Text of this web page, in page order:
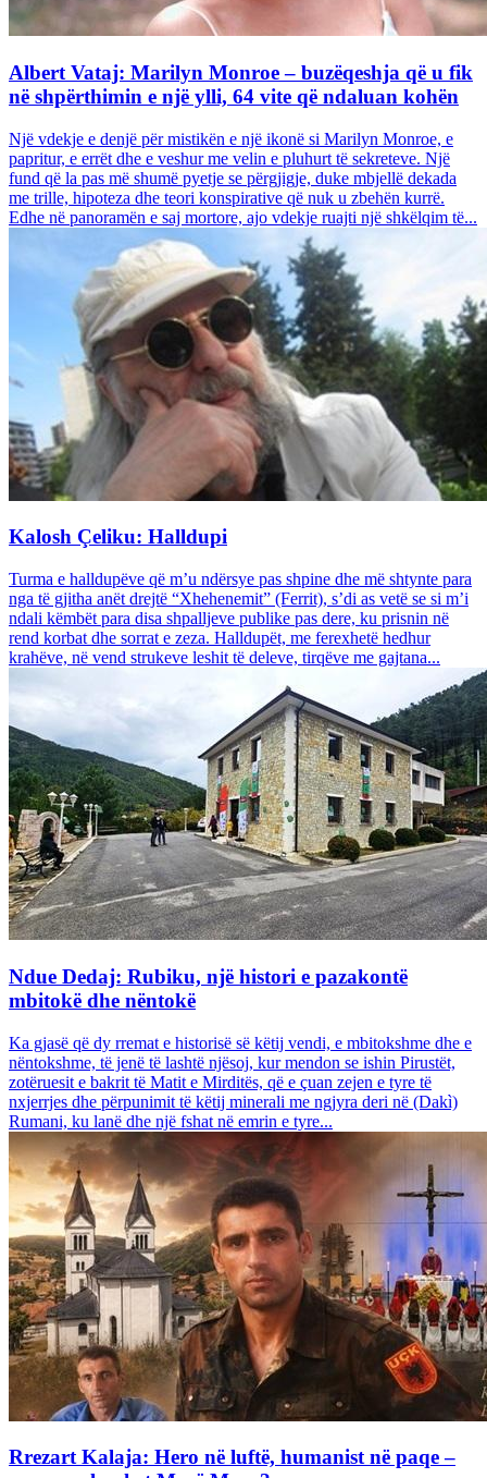
Albert Vataj: Marilyn Monroe – buzëqeshja që u fik
në shpërthimin e një ylli, 64 vite që ndaluan kohën
Një vdekje e denjë për mistikën e një ikonë si Marilyn Monroe, e
papritur, e errët dhe e veshur me velin e pluhurt të sekreteve. Një
fund që la pas më shumë pyetje se përgjigje, duke mbjellë dekada
me trille, hipoteza dhe teori konspirative që nuk u zbehën kurrë.
Edhe në panoramën e saj mortore, ajo vdekje ruajti një shkëlqim të...
Kalosh Çeliku: Halldupi
Turma e halldupëve që m’u ndërsye pas shpine dhe më shtynte para
nga të gjitha anët drejtë “Xhehenemit” (Ferrit), s’di as vetë se si m’i
ndali këmbët para disa shpalljeve publike pas dere, ku prisnin në
rend korbat dhe sorrat e zeza. Halldupët, me ferexhetë hedhur
krahëve, në vend strukeve leshit të deleve, tirqëve me gajtana...
Ndue Dedaj: Rubiku, një histori e pazakontë
mbitokë dhe nëntokë
Ka gjasë që dy rremat e historisë së këtij vendi, e mbitokshme dhe e
nëntokshme, të jenë të lashtë njësoj, kur mendon se ishin Pirustët,
zotëruesit e bakrit të Matit e Mirditës, që e çuan zejen e tyre të
nxjerrjes dhe përpunimit të këtij minerali me ngjyra deri në (Dakì)
Rumani, ku lanë dhe një fshat në emrin e tyre...
Rrezart Kalaja: Hero në luftë, humanist në paqe –